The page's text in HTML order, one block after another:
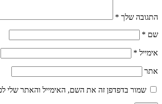
התגובה שלך *
שם *
אימייל *
אתר
שמור בדפדפן זה את השם, האימייל והאתר שלי